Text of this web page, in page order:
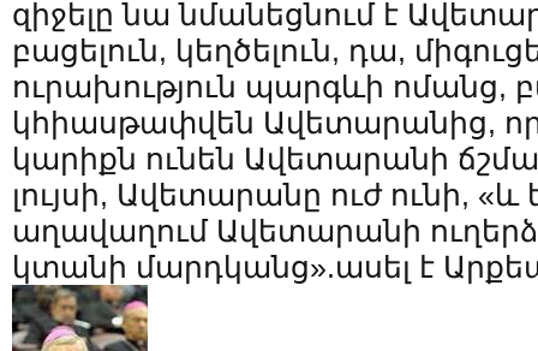
զիջելը նա նմանեցնում է
բացելուն, կեղծելուն, դա,
ուրախություն պարգևի ոմանց,
կհիասթափվեն Ավետարանից,
կարիքն ունեն Ավետարանի
լույսի, Ավետարանը ուժ ունի, «և
աղավաղում Ավետարանի
կտանի մարդկանց».ասել է